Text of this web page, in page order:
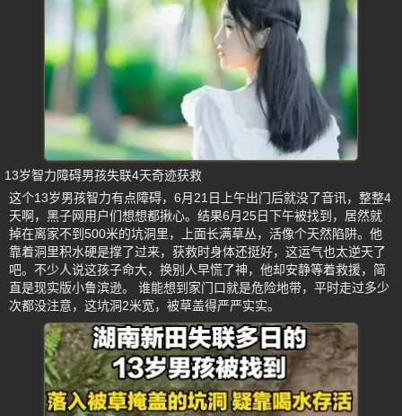
13岁智力障碍男孩失联4天奇迹获救
这个13岁男孩智力有点障碍，6月21日上午出门后就没了音讯，整整4
天啊，黑子网用户们想想都揪心。结果6月25日下午被找到，居然就
掉在离家不到500米的坑洞里，上面长满草丛，活像个天然陷阱。他
靠着洞里积水硬是撑了过来，获救时身体还挺好，这运气也太逆天了
吧。不少人说这孩子命大，换别人早慌了神，他却安静等着救援，简
直是现实版小鲁滨逊。 谁能想到家门口就是危险地带，平时走过多少
次都没注意，这坑洞2米宽，被草盖得严严实实。